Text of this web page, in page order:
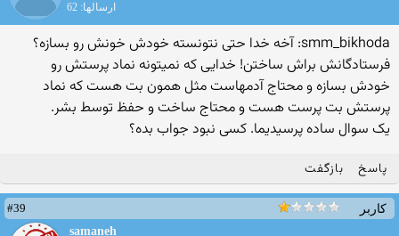
ارسالها: 62
smm_bikhoda: آخه خدا حتی نتونسته خودش خونش رو بسازه؟
فرستادگانش براش ساختن! خدایی که نمیتونه نماد پرستش رو
خودش بسازه و محتاج آدمهاست مثل همون بت هست که نماد
پرستش بت پرست هست و محتاج ساخت و حفظ توسط بشر.
یک سوال ساده پرسیدیما. کسی نبود جواب بده؟
پاسخ بازگفت
کاربر
#39
samaneh